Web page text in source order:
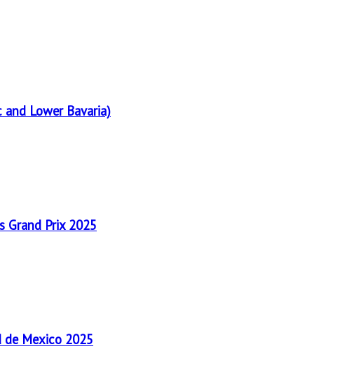
and Lower Bavaria)
Grand Prix 2025
de Mexico 2025